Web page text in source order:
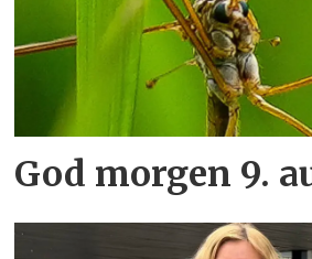
God morgen 9.